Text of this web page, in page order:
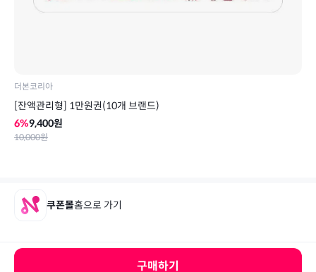
더본코리아
[잔액관리형] 1만원권(10개 브랜드)
6%9,400원
10,000원
쿠폰몰홈으로 가기
구매하기